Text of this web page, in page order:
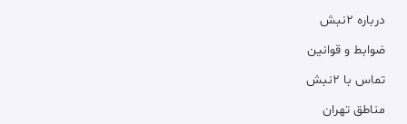
درباره ۲نبش
ضوابط و قوانین
تماس با ۲نبش
مناطق تهران